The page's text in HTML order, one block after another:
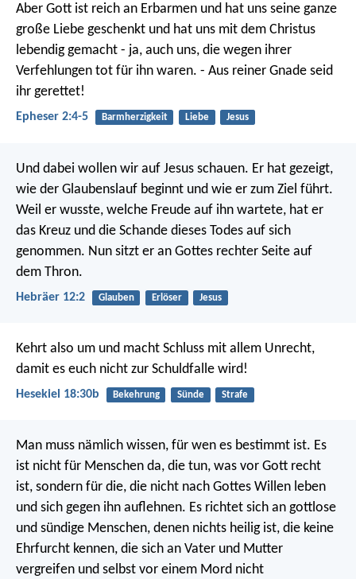
Aber Gott ist reich an Erbarmen und hat uns seine ganze
große Liebe geschenkt und hat uns mit dem Christus
lebendig gemacht - ja, auch uns, die wegen ihrer
Verfehlungen tot für ihn waren. - Aus reiner Gnade seid
ihr gerettet!
Epheser 2:4-5 Barmherzigkeit Liebe Jesus
Und dabei wollen wir auf Jesus schauen. Er hat gezeigt,
wie der Glaubenslauf beginnt und wie er zum Ziel führt.
Weil er wusste, welche Freude auf ihn wartete, hat er
das Kreuz und die Schande dieses Todes auf sich
genommen. Nun sitzt er an Gottes rechter Seite auf
dem Thron.
Hebräer 12:2 Glauben Erlöser Jesus
Kehrt also um und macht Schluss mit allem Unrecht,
damit es euch nicht zur Schuldfalle wird!
Hesekiel 18:30b Bekehrung Sünde Strafe
Man muss nämlich wissen, für wen es bestimmt ist. Es
ist nicht für Menschen da, die tun, was vor Gott recht
ist, sondern für die, die nicht nach Gottes Willen leben
und sich gegen ihn auflehnen. Es richtet sich an gottlose
und sündige Menschen, denen nichts heilig ist, die keine
Ehrfurcht kennen, die sich an Vater und Mutter
vergreifen und selbst vor einem Mord nicht